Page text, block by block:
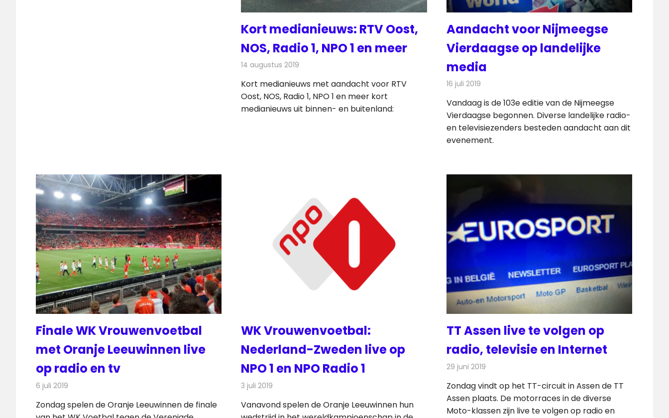
Kort medianieuws: RTV Oost,
NOS, Radio 1, NPO 1 en meer
14 augustus 2019
Kort medianieuws met aandacht voor RTV
Oost, NOS, Radio 1, NPO 1 en meer kort
medianieuws uit binnen- en buitenland:
Aandacht voor Nijmeegse
Vierdaagse op landelijke
media
16 juli 2019
Vandaag is de 103e editie van de Nijmeegse
Vierdaagse begonnen. Diverse landelijke radio-
en televisiezenders besteden aandacht aan dit
evenement.
Finale WK Vrouwenvoetbal
met Oranje Leeuwinnen live
op radio en tv
6 juli 2019
Zondag spelen de Oranje Leeuwinnen de finale
WK Vrouwenvoetbal:
Nederland-Zweden live op
NPO 1 en NPO Radio 1
3 juli 2019
Vanavond spelen de Oranje Leeuwinnen hun
TT Assen live te volgen op
radio, televisie en Internet
29 juni 2019
Zondag vindt op het TT-circuit in Assen de TT
Assen plaats. De motorraces in de diverse
Moto-klassen zijn live te volgen op radio en